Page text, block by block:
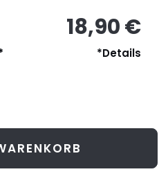
18,90 €
*Details